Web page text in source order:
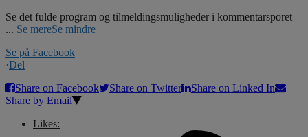
Se det fulde program og tilmeldingsmuligheder i kommentarsporet
... Se mereSe mindre
Se på Facebook
·Del
Share on Facebook
Share on Twitter
Share on Linked In
Share by Email
Likes: